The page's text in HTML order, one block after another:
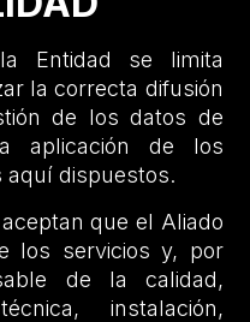
Entidad se limita
la correcta difusión
de los datos de
aplicación de los
aquí dispuestos.
que el Aliado
los servicios y, por
de la calidad,
instalación,